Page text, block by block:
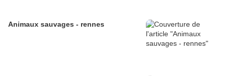
Animaux sauvages - rennes